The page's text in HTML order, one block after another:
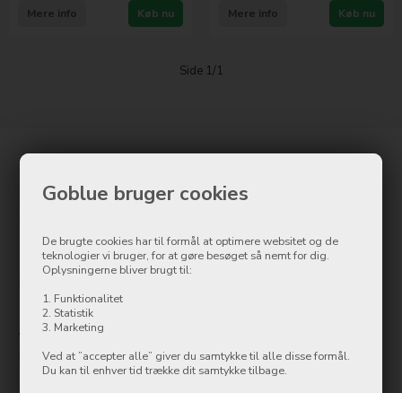
Goblue bruger cookies
De brugte cookies har til formål at optimere websitet og de
teknologier vi bruger, for at gøre besøget så nemt for dig.
Oplysningerne bliver brugt til:
1. Funktionalitet
2. Statistik
3. Marketing
Ved at ”accepter alle” giver du samtykke til alle disse formål.
Du kan til enhver tid trække dit samtykke tilbage.
Køb nu
Mere info Køb nu
Mere info
Side 1/1
Goblue.dk
7500 Holstebro
Tlf.: 97 42 12 00
Åbningstider
Mandag
09:00-17:00
Tirsdag
09:00-17:00